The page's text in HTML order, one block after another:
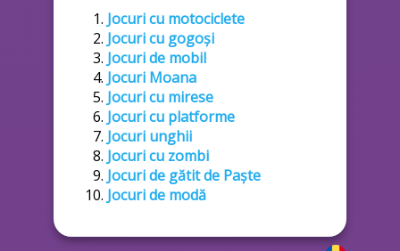
Jocuri cu motociclete
Jocuri cu gogoși
Jocuri de mobil
Jocuri Moana
Jocuri cu mirese
Jocuri cu platforme
Jocuri unghii
Jocuri cu zombi
Jocuri de gătit de Paşte
Jocuri de modă